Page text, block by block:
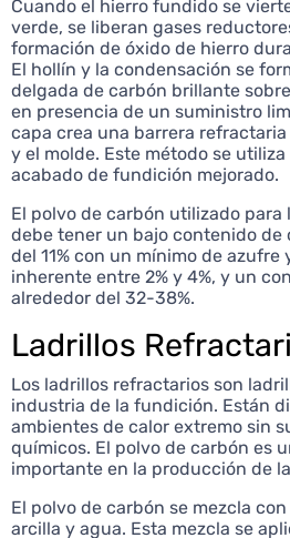
Cuando el hierro fundido se
verde, se liberan gases
formación de óxido de hierro
El hollín y la condensación se
delgada de carbón brillante
en presencia de un suministro
capa crea una barrera
y el molde. Este método se
acabado de fundición mejorado.
El polvo de carbón utilizado
debe tener un bajo contenido de
del 11% con un mínimo de
inherente entre 2% y 4%, y un
alrededor del 32-38%.
Ladrillos
Los ladrillos refractarios son
industria de la fundición. Están
ambientes de calor extremo sin
químicos. El polvo de carbón es
importante en la producción de
El polvo de carbón se mezcla
arcilla y agua. Esta mezcla se